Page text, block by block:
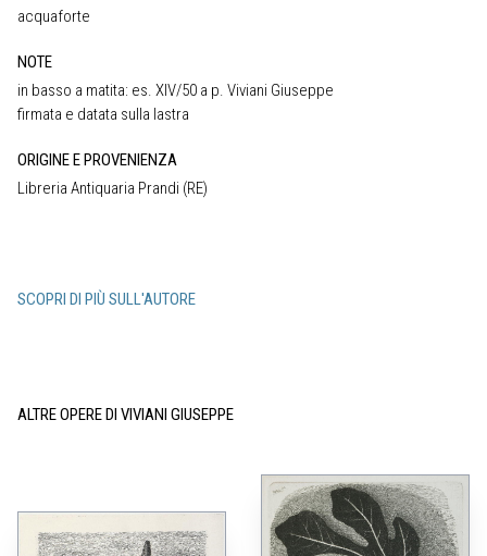
acquaforte
NOTE
in basso a matita: es. XIV/50 a p. Viviani Giuseppe
firmata e datata sulla lastra
ORIGINE E PROVENIENZA
Libreria Antiquaria Prandi (RE)
SCOPRI DI PIÙ SULL'AUTORE
ALTRE OPERE DI VIVIANI GIUSEPPE